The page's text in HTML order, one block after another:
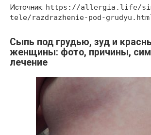
Источник: https://allergia.life/
tele/razdrazhenie-pod-
Сыпь под грудью, зуд и
женщины: фото, причины,
лечение